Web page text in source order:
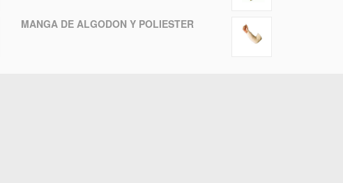
MANGA DE ALGODON Y POLIESTER